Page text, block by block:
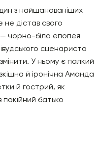
з найшанованіших
не дістав свого
— чорно-біла епопея
сценариста
У ньому є палкий
й іронічна Аманда
й гострий, як
батько